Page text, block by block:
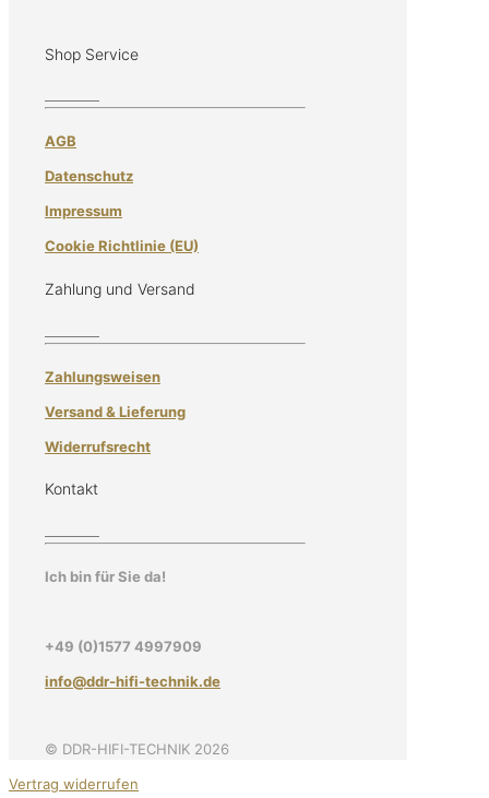
Shop Service
AGB
Datenschutz
Impressum
Cookie Richtlinie (EU)
Zahlung und Versand
Zahlungsweisen
Versand & Lieferung
Widerrufsrecht
Kontakt
Ich bin für Sie da!
+49 (0)1577 4997909
info@ddr-hifi-technik.de
© DDR-HIFI-TECHNIK 2026
Vertrag widerrufen